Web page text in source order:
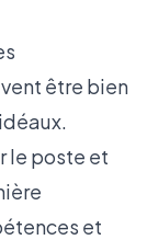
être bien
le poste et
et